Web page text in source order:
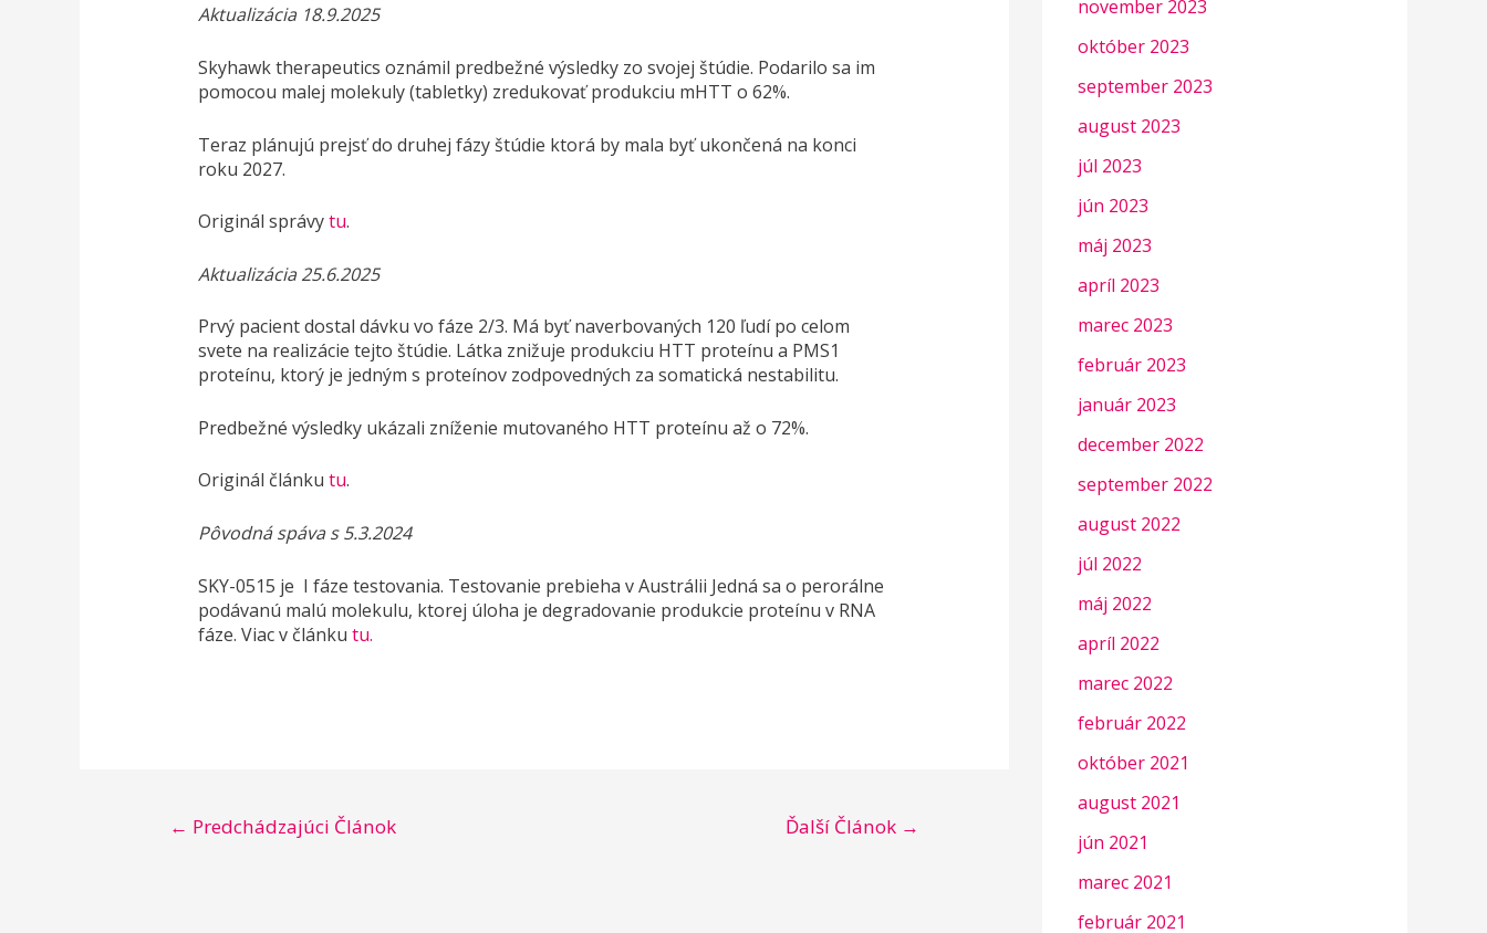
Aktualizácia 18.9.2025
Skyhawk therapeutics oznámil predbežné výsledky zo svojej štúdie. Podarilo sa im
pomocou malej molekuly (tabletky) zredukovať produkciu mHTT o 62%.
Teraz plánujú prejsť do druhej fázy štúdie ktorá by mala byť ukončená na konci
roku 2027.
Originál správytu.
Aktualizácia 25.6.2025
Prvý pacient dostal dávku vo fáze 2/3. Má byť naverbovaných 120 ľudí po celom
svete na realizácie tejto štúdie. Látka znižuje produkciu HTT proteínu a PMS1
proteínu, ktorý je jedným s proteínov zodpovedných za somatická nestabilitu.
Predbežné výsledky ukázali zníženie mutovaného HTT proteínu až o 72%.
Originál článku tu.
Pôvodná spáva s 5.3.2024
SKY-0515 je I fáze testovania. Testovanie prebieha v Austrálii Jedná sa o perorálne
podávanú malú molekulu, ktorej úloha je degradovanie produkcie proteínu v RNA
fáze. Viac v článku tu.
Navigácia
← Predchádzajúci Článok Ďalší Článok →
november 2023
október 2023
september 2023
august 2023
júl 2023
jún 2023
máj 2023
apríl 2023
marec 2023
február 2023
január 2023
december 2022
september 2022
august 2022
júl 2022
máj 2022
apríl 2022
marec 2022
február 2022
október 2021
august 2021
jún 2021
marec 2021
február 2021